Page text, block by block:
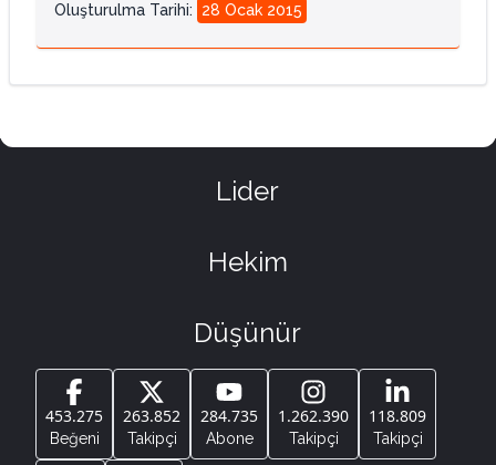
Oluşturulma Tarihi: 28 Ocak 2015
Lider
Hekim
Düşünür
453.275
Beğeni
263.852
Takipçi
284.735
Abone
1.262.390
Takipçi
118.809
Takipçi